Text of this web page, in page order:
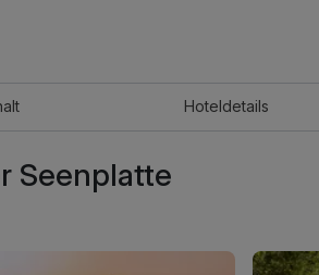
Hoteldetails
Seenplatte